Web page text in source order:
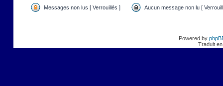
Messages non lus [ Verrouillés ] Aucun message non lu [
Powered by
Traduit